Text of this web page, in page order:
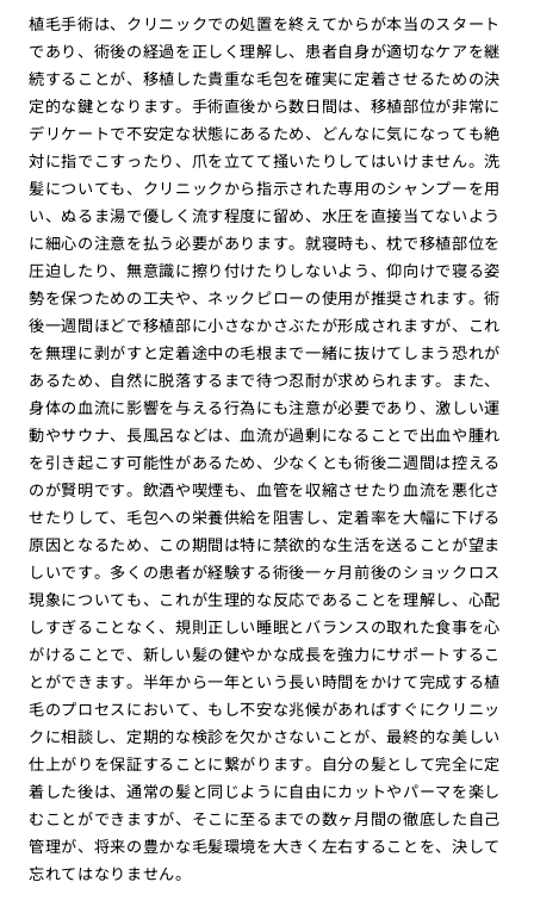
植毛手術は、クリニックでの処置を終えてからが本当のスタート
であり、術後の経過を正しく理解し、患者自身が適切なケアを継
続することが、移植した貴重な毛包を確実に定着させるための決
定的な鍵となります。手術直後から数日間は、移植部位が非常に
デリケートで不安定な状態にあるため、どんなに気になっても絶
対に指でこすったり、爪を立てて掻いたりしてはいけません。洗
髪についても、クリニックから指示された専用のシャンプーを用
い、ぬるま湯で優しく流す程度に留め、水圧を直接当てないよう
に細心の注意を払う必要があります。就寝時も、枕で移植部位を
圧迫したり、無意識に擦り付けたりしないよう、仰向けで寝る姿
勢を保つための工夫や、ネックピローの使用が推奨されます。術
後一週間ほどで移植部に小さなかさぶたが形成されますが、これ
を無理に剥がすと定着途中の毛根まで一緒に抜けてしまう恐れが
あるため、自然に脱落するまで待つ忍耐が求められます。また、
身体の血流に影響を与える行為にも注意が必要であり、激しい運
動やサウナ、長風呂などは、血流が過剰になることで出血や腫れ
を引き起こす可能性があるため、少なくとも術後二週間は控える
のが賢明です。飲酒や喫煙も、血管を収縮させたり血流を悪化さ
せたりして、毛包への栄養供給を阻害し、定着率を大幅に下げる
原因となるため、この期間は特に禁欲的な生活を送ることが望ま
しいです。多くの患者が経験する術後一ヶ月前後のショックロス
現象についても、これが生理的な反応であることを理解し、心配
しすぎることなく、規則正しい睡眠とバランスの取れた食事を心
がけることで、新しい髪の健やかな成長を強力にサポートするこ
とができます。半年から一年という長い時間をかけて完成する植
毛のプロセスにおいて、もし不安な兆候があればすぐにクリニッ
クに相談し、定期的な検診を欠かさないことが、最終的な美しい
仕上がりを保証することに繋がります。自分の髪として完全に定
着した後は、通常の髪と同じように自由にカットやパーマを楽し
むことができますが、そこに至るまでの数ヶ月間の徹底した自己
管理が、将来の豊かな毛髪環境を大きく左右することを、決して
忘れてはなりません。